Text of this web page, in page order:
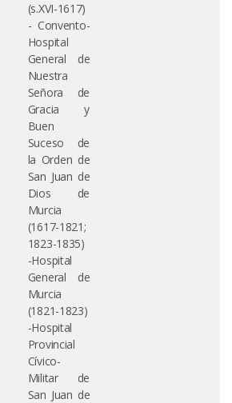
(s.XVI-1617)
- Convento-
Hospital
General de
Nuestra
Señora de
Gracia y
Buen
Suceso de
la Orden de
San Juan de
Dios de
Murcia
(1617-1821;
1823-1835)
-Hospital
General de
Murcia
(1821-1823)
-Hospital
Provincial
Cívico-
Militar de
San Juan de